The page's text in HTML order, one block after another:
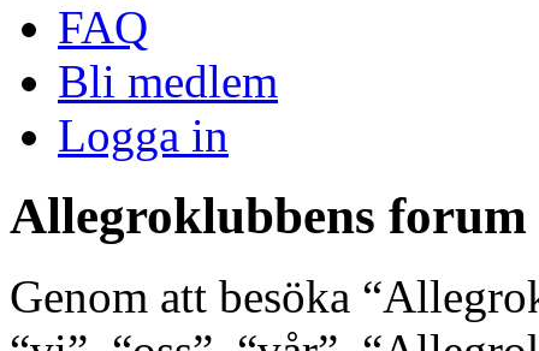
FAQ
Bli medlem
Logga in
Allegroklubbens
Genom att besöka